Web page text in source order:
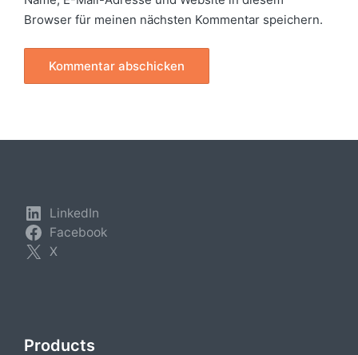
Browser für meinen nächsten Kommentar speichern.
LinkedIn
Facebook
X
Products